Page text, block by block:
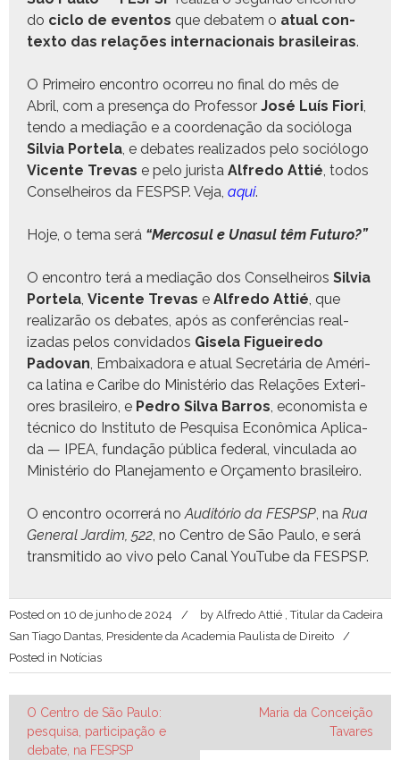
do ciclo de even­tos que debatem o atu­al con­
tex­to das relações inter­na­cionais brasileiras.
O Primeiro encon­tro ocor­reu no final do mês de
Abril, com a pre­sença do Pro­fes­sor José Luís Fiori,
ten­do a medi­ação e a coor­de­nação da sociólo­ga
Sil­via Portela, e debates real­iza­dos pelo sociól­o­go
Vicente Trevas e pelo jurista Alfre­do Attié, todos
Con­sel­heiros da FESPSP. Veja, aqui.
Hoje, o tema será “Mer­co­sul e Una­sul têm Futuro?”
O encon­tro terá a medi­ação dos Con­sel­heiros Sil­via
Portela, Vicente Trevas e Alfre­do Attié, que
realizarão os debates, após as con­fer­ên­cias real­
izadas pelos con­vi­da­dos Gisela Figueire­do
Padovan, Embaix­ado­ra e atu­al Secretária de Améri­
ca lati­na e Caribe do Min­istério das Relações Exte­ri­
ores brasileiro, e Pedro Sil­va Bar­ros, econ­o­mista e
téc­ni­co do Insti­tu­to de Pesquisa Econômi­ca Apli­ca­
da — IPEA, fun­dação públi­ca fed­er­al, vin­cu­la­da ao
Min­istério do Plane­ja­men­to e Orça­men­to brasileiro.
O encon­tro ocor­rerá noAuditório da FESPSP, na Rua
Gen­er­al Jardim, 522, no Cen­tro de São Paulo, e será
trans­mi­ti­do ao vivo pelo Canal YouTube da FESPSP.
Posted on 10 de junho de 2024 by Alfredo Attié , Titular da Cadeira
San Tiago Dantas, Presidente da Academia Paulista de Direito
Posted in Notícias
Navegação
de
O Centro de São Paulo:
pesquisa, participação e
debate, na FESPSP
Maria da Conceição
Tavares